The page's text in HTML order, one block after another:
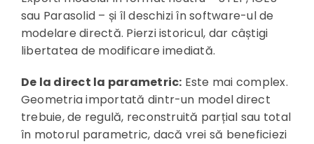
sau Parasolid – și îl deschizi în software-ul de
modelare directă. Pierzi istoricul, dar câștigi
libertatea de modificare imediată.
De la direct la parametric: Este mai complex.
Geometria importată dintr-un model direct
trebuie, de regulă, reconstruită parțial sau total
în motorul parametric, dacă vrei să beneficiezi